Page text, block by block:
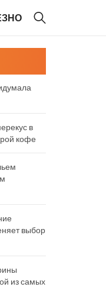
в
кофе
выбор
из самых